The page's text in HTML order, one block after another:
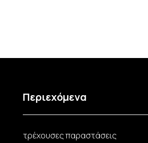
Περιεχόμενα
τρέχουσες παραστάσεις